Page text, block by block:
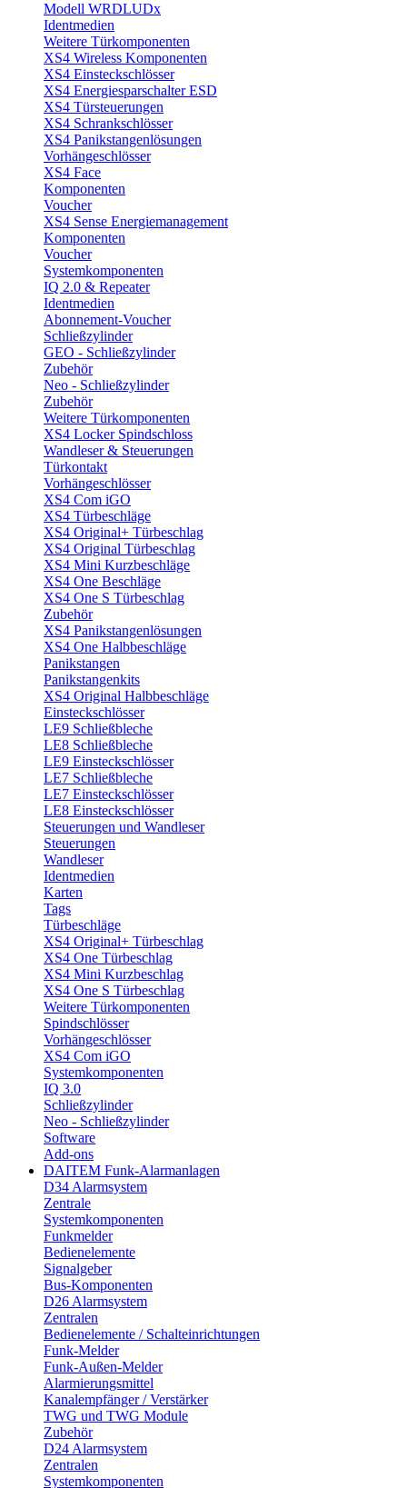
Modell WRDLUDx
Identmedien
Weitere Türkomponenten
XS4 Wireless Komponenten
XS4 Einsteckschlösser
XS4 Energiesparschalter ESD
XS4 Türsteuerungen
XS4 Schrankschlösser
XS4 Panikstangenlösungen
Vorhängeschlösser
XS4 Face
Komponenten
Voucher
XS4 Sense Energiemanagement
Komponenten
Voucher
Systemkomponenten
IQ 2.0 & Repeater
Identmedien
Abonnement-Voucher
Schließzylinder
GEO - Schließzylinder
Zubehör
Neo - Schließzylinder
Zubehör
Weitere Türkomponenten
XS4 Locker Spindschloss
Wandleser & Steuerungen
Türkontakt
Vorhängeschlösser
XS4 Com iGO
XS4 Türbeschläge
XS4 Original+ Türbeschlag
XS4 Original Türbeschlag
XS4 Mini Kurzbeschläge
XS4 One Beschläge
XS4 One S Türbeschlag
Zubehör
XS4 Panikstangenlösungen
XS4 One Halbbeschläge
Panikstangen
Panikstangenkits
XS4 Original Halbbeschläge
Einsteckschlösser
LE9 Schließbleche
LE8 Schließbleche
LE9 Einsteckschlösser
LE7 Schließbleche
LE7 Einsteckschlösser
LE8 Einsteckschlösser
Steuerungen und Wandleser
Steuerungen
Wandleser
Identmedien
Karten
Tags
Türbeschläge
XS4 Original+ Türbeschlag
XS4 One Türbeschlag
XS4 Mini Kurzbeschlag
XS4 One S Türbeschlag
Weitere Türkomponenten
Spindschlösser
Vorhängeschlösser
XS4 Com iGO
Systemkomponenten
IQ 3.0
Schließzylinder
Neo - Schließzylinder
Software
Add-ons
DAITEM Funk-Alarmanlagen
D34 Alarmsystem
Zentrale
Systemkomponenten
Funkmelder
Bedienelemente
Signalgeber
Bus-Komponenten
D26 Alarmsystem
Zentralen
Bedienelemente / Schalteinrichtungen
Funk-Melder
Funk-Außen-Melder
Alarmierungsmittel
Kanalempfänger / Verstärker
TWG und TWG Module
Zubehör
D24 Alarmsystem
Zentralen
Systemkomponenten